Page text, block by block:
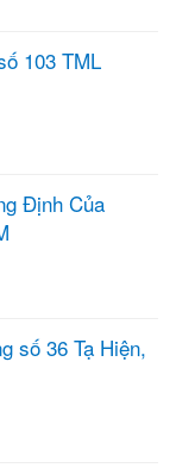
103 TML
Định Của
số 36 Tạ Hiện,